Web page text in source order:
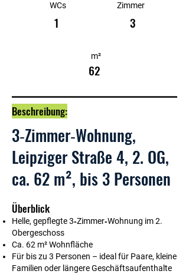
WCs
1
Zimmer
3
m²
62
Beschreibung:
3‑Zimmer‑Wohnung,
Leipziger Straße 4, 2. OG,
ca. 62 m², bis 3 Personen
Überblick
Helle, gepflegte 3‑Zimmer‑Wohnung im 2.
Obergeschoss
Ca. 62 m² Wohnfläche
Für bis zu 3 Personen – ideal für Paare, kleine
Familien oder längere Geschäftsaufenthalte